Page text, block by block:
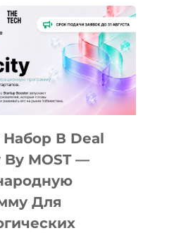
АЛМАТЫ:
YOUTH
CAMP
ДАЛ
ПОДРОСТКАМ
БИЛЕТ
IT-
ПРЕДПРИНИМАТЕЛЬСТВО
В Deal
MOST —
Для